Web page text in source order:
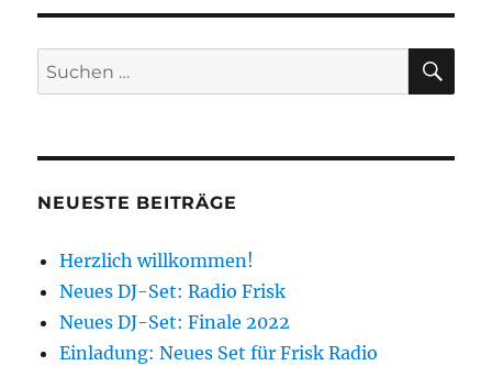
Suchen
nach:
NEUESTE BEITRÄGE
Herzlich willkommen!
Neues DJ-Set: Radio Frisk
Neues DJ-Set: Finale 2022
Einladung: Neues Set für Frisk Radio